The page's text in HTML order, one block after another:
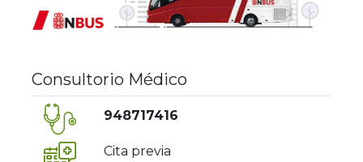
Consultorio Médico
948717416
Cita previa